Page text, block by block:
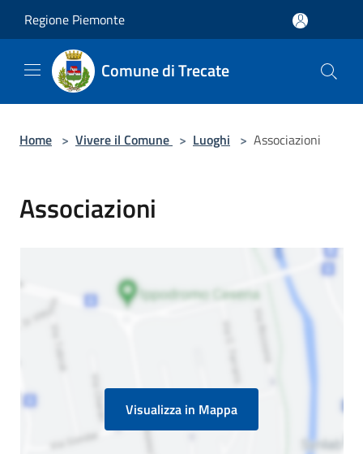
Regione Piemonte
Comune di Trecate
Home > Vivere il Comune > Luoghi > Associazioni
Associazioni
Visualizza in Mappa